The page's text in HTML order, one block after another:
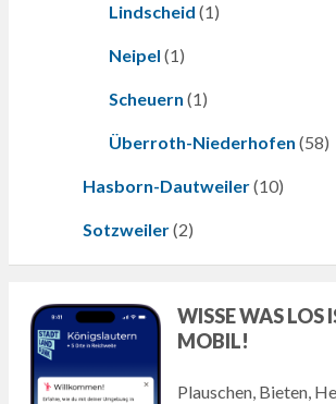
Lindscheid (1)
Neipel (1)
Scheuern (1)
Überroth-Niederhofen (58)
Hasborn-Dautweiler(10)
Sotzweiler(2)
WISSE WAS LOS
MOBIL!
Plauschen, Bieten,